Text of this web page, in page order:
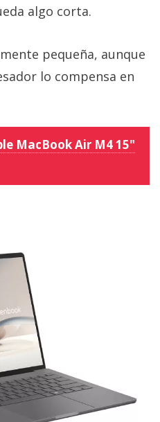
algo corta.
pequeña, aunque
lo compensa en
MacBook Air M4 15"